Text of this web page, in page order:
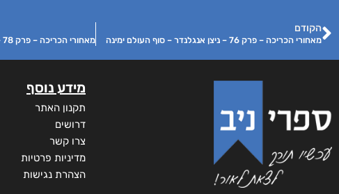
הקודם
מאחורי הכריכה – פרק 76 – ניצן אנגלנדר – סוף העולם ימינה
מידע נוסף
תקנון האתר
דרושים
צרו קשר
מדיניות פרטיות
הצהרת נגישות